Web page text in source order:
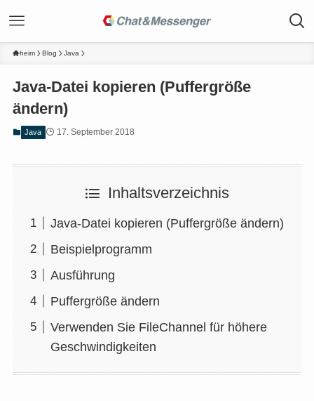
heim Blog Java
Java-Datei kopieren (Puffergröße
ändern)
Java 17. September 2018
Inhaltsverzeichnis
Java-Datei kopieren (Puffergröße ändern)
Beispielprogramm
Ausführung
Puffergröße ändern
Verwenden Sie FileChannel für höhere
Geschwindigkeiten